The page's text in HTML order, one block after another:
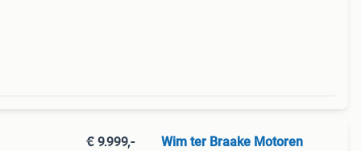
€ 9.999,- Wim ter Braake Motoren